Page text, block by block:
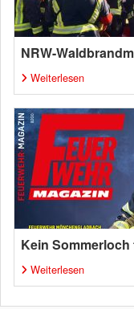
NRW-
Weiterlesen
Kein Sommerloch
Weiterlesen